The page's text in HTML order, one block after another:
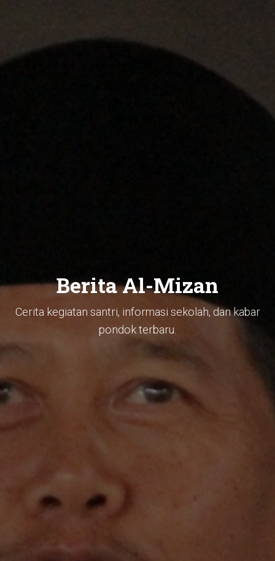
Berita Al-Mizan
Cerita kegiatan santri, informasi sekolah, dan kabar
pondok terbaru.